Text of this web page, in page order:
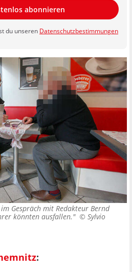
abonnieren
du unseren Datenschutzbestimmungen
Gespräch mit Redakteur Bernd
könnten ausfallen." © Sylvio
: